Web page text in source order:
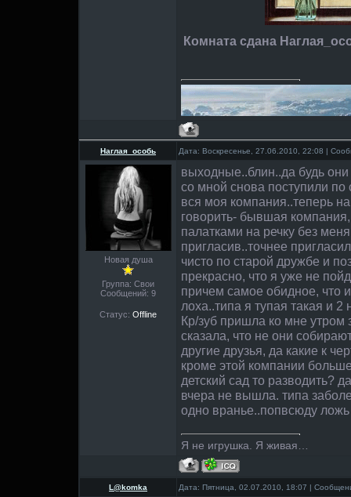
Комната сдана
Наглая_особь Дата: Воскресенье, 27.06.2010, 22:08 |
Новая душа
Группа: Свои
Сообщений: 9
Статус: Offline
выходные..блин..да будь
со мной снова поступили по
вся моя компания..теперь
говорить- бывшая
палатками на речку без
пригласив..точнее
чисто по старой дружбе и
прекрасно, что я уже не
причем самое обидное, что
лоха..типа я тупая такая и 2
Кр/зуб пришла ко мне утром
сказала, что не они
другие друзья, да какие к
кроме этой компании
детский сад то разводить?
вчера не вышла. типа
одно вранье..попвсюду
Я не игрушка. Я живая…
L@komka Дата: Пятница, 02.07.2010, 18:07 |